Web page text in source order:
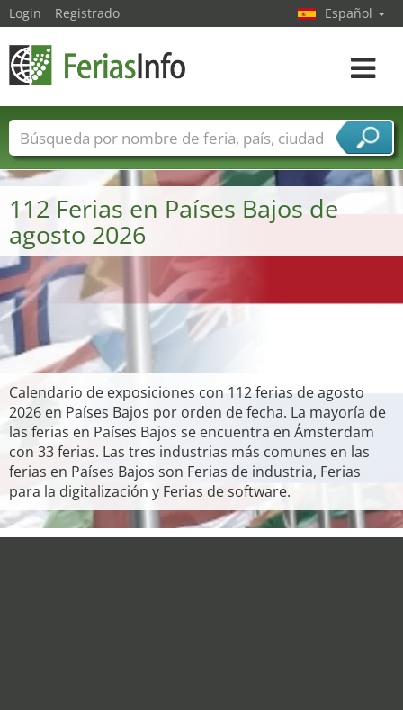
112 Ferias en Países Bajos de
agosto 2026
Calendario de exposiciones con 112 ferias de agosto
2026 en Países Bajos por orden de fecha. La mayoría de
las ferias en Países Bajos se encuentra en Ámsterdam
con 33 ferias. Las tres industrias más comunes en las
ferias en Países Bajos son Ferias de industria, Ferias
para la digitalización y Ferias de software.
Login Registrado Español
toggle
Nombres de ferias Países
Ciudades
Sectores de ferias
Sectores de proveedor de servicios